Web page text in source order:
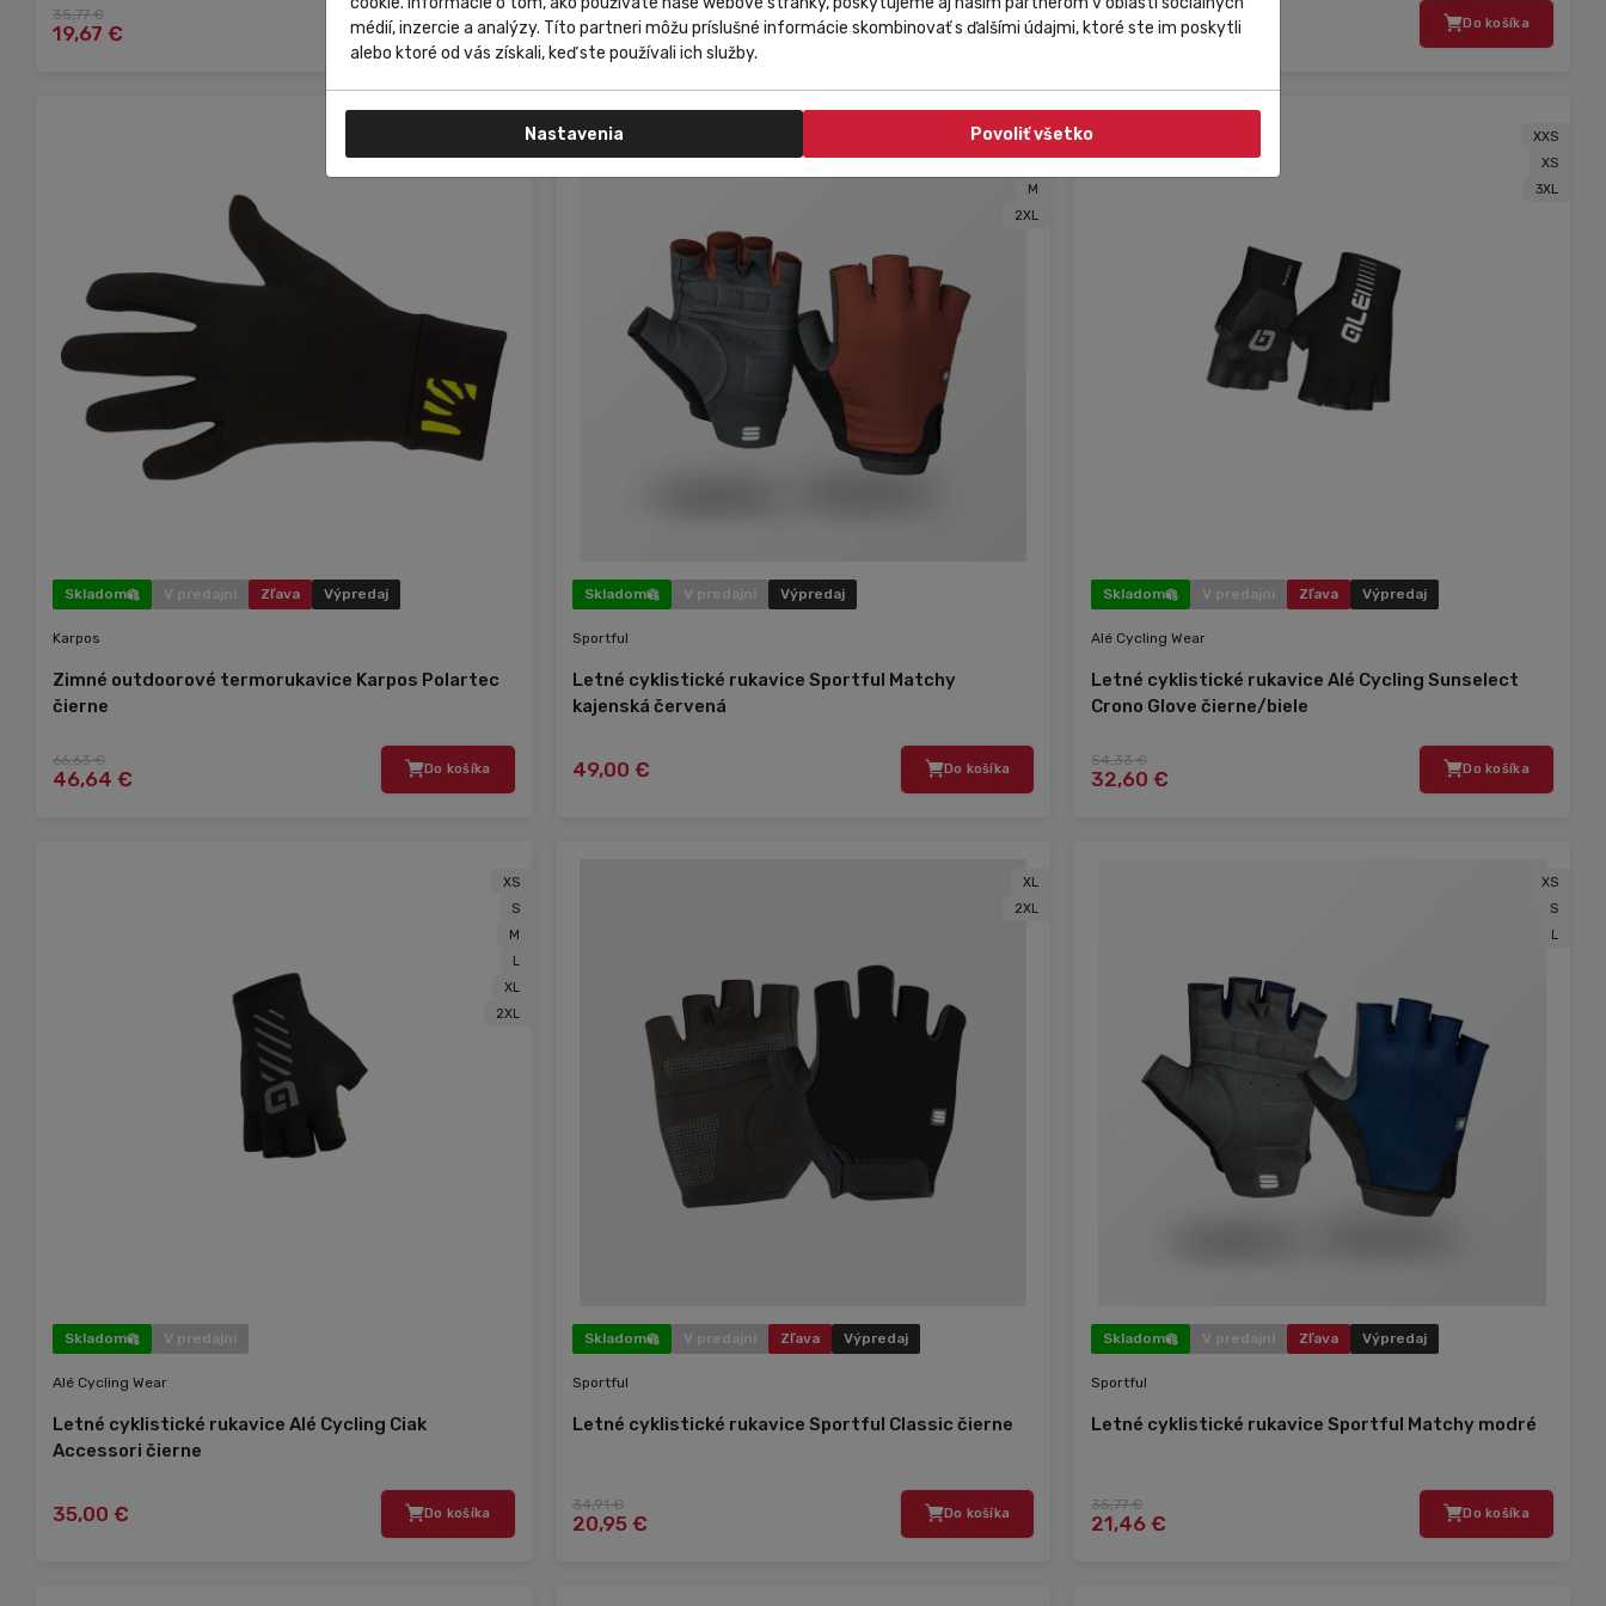
35,77 €
19,67 € Do košíka
49,00 €
od37,73 € Do košíka 39,90 € Do košíka
2XL
Skladom V predajni Zľava Výpredaj
Karpos
Zimné outdoorové termorukavice Karpos Polartec
čierne
66,63 €
46,64 € Do košíka
XS
S
M
2XL
Skladom V predajni Výpredaj
Sportful
Letné cyklistické rukavice Sportful Matchy
kajenská červená
49,00 € Do košíka
XXS
XS
3XL
Skladom V predajni Zľava Výpredaj
Alé Cycling Wear
Letné cyklistické rukavice Alé Cycling Sunselect
Crono Glove čierne/biele
54,33 €
32,60 € Do košíka
XS
S
M
L
XL
2XL
Skladom V predajni
Alé Cycling Wear
Letné cyklistické rukavice Alé Cycling Ciak
Accessori čierne
35,00 € Do košíka
XL
2XL
Skladom V predajni Zľava Výpredaj
Sportful
Letné cyklistické rukavice Sportful Classic čierne
34,91 €
20,95 € Do košíka
XS
S
L
Skladom V predajni Zľava Výpredaj
Sportful
Letné cyklistické rukavice Sportful Matchy modré
35,77 €
21,46 € Do košíka
médií, inzercie a analýzy. Títo partneri môžu príslušné informácie skombinovať s ďalšími údajmi, ktoré ste im poskytli
alebo ktoré od vás získali, keď ste používali ich služby.
Nastavenia Povoliť všetko